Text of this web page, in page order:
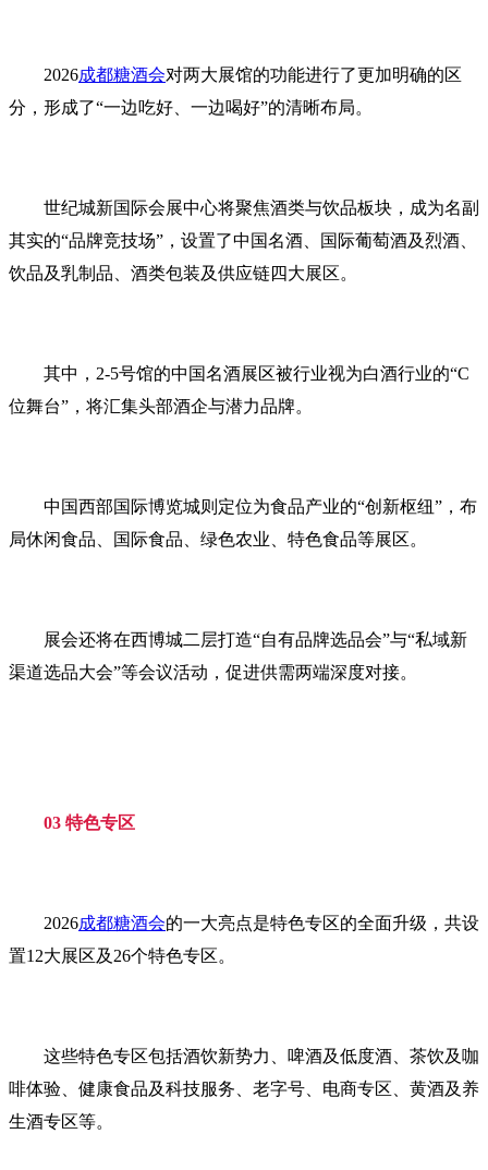
2026成都糖酒会对两大展馆的功能进行了更加明确的区
分，形成了“一边吃好、一边喝好”的清晰布局。
世纪城新国际会展中心将聚焦酒类与饮品板块，成为名副
其实的“品牌竞技场”，设置了中国名酒、国际葡萄酒及烈酒、
饮品及乳制品、酒类包装及供应链四大展区。
其中，2-5号馆的中国名酒展区被行业视为白酒行业的“C
位舞台”，将汇集头部酒企与潜力品牌。
中国西部国际博览城则定位为食品产业的“创新枢纽”，布
局休闲食品、国际食品、绿色农业、特色食品等展区。
展会还将在西博城二层打造“自有品牌选品会”与“私域新
渠道选品大会”等会议活动，促进供需两端深度对接。
03 特色专区
2026成都糖酒会的一大亮点是特色专区的全面升级，共设
置12大展区及26个特色专区。
这些特色专区包括酒饮新势力、啤酒及低度酒、茶饮及咖
啡体验、健康食品及科技服务、老字号、电商专区、黄酒及养
生酒专区等。